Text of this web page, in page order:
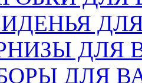
ДЛЯ
ДЛЯ